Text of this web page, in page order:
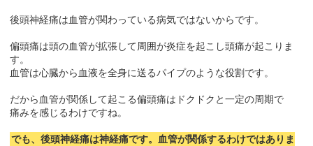
後頭神経痛は血管が関わっている病気ではないからです。
偏頭痛は頭の血管が拡張して周囲が炎症を起こし頭痛が起こりま
す。
血管は心臓から血液を全身に送るパイプのような役割です。
だから血管が関係して起こる偏頭痛はドクドクと一定の周期で
痛みを感じるわけですね。
でも、後頭神経痛は神経痛です。血管が関係するわけではありま